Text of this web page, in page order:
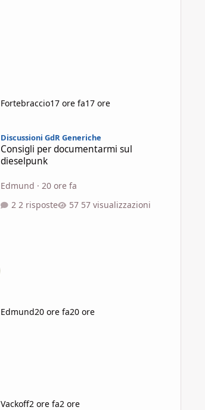
Fortebraccio17 ore fa17 ore
Discussioni GdR Generiche
Consigli per documentarmi sul
dieselpunk
Edmund · 20 ore fa
2 risposte
57 visualizzazioni
Edmund20 ore fa20 ore
Vackoff2 ore fa2 ore